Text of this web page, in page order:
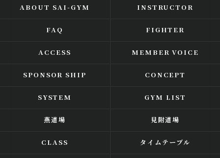
ABOUT SAI-GYM INSTRUCTOR
FAQ FIGHTER
ACCESS MEMBER VOICE
SPONSOR SHIP CONCEPT
SYSTEM GYM LIST
燕道場 見附道場
CLASS タイムテーブル